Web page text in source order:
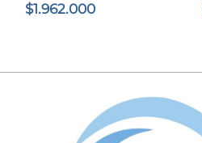
$1.962.000